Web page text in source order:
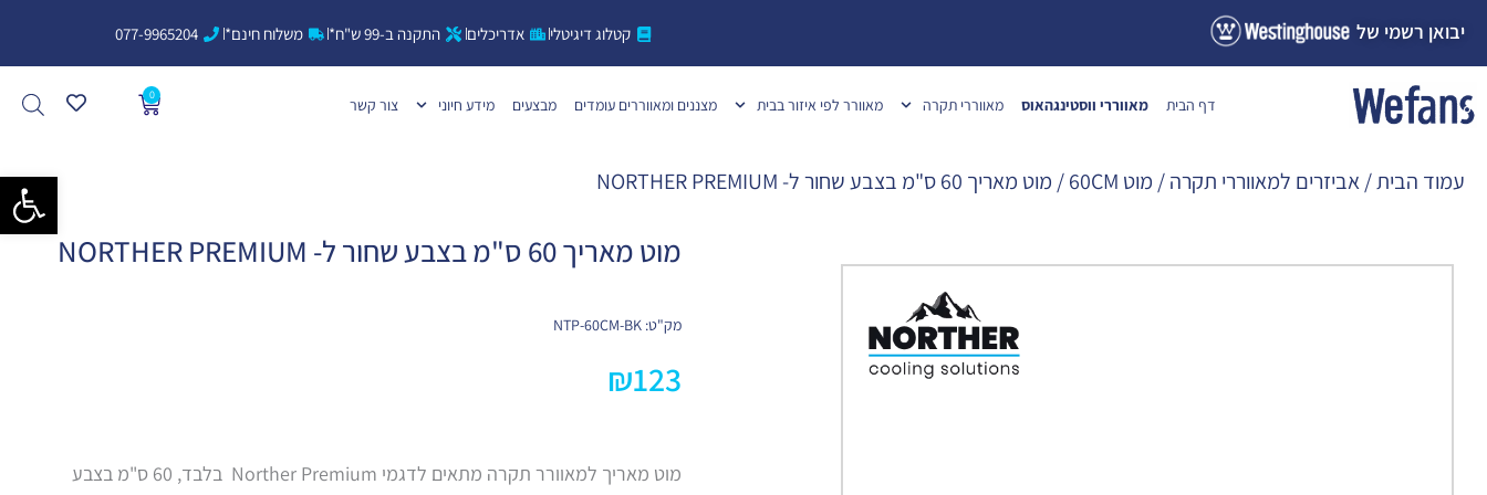
פתח
לתוכן
יבואן רשמי של קטלוג דיגיטלי אדריכלים התקנה ב-99 ש"ח* משלוח חינם* 077-9965204
דף הבית מאווררי ווסטינגהאוס מאווררי תקרה מאוורר לפי איזור בבית מצננים ומאווררים עומדים מבצעים מידע חיוני צור קשר
0
עגלת
קניות
עמוד הבית/אביזרים למאווררי תקרה/ מוט 60CM / מוט מאריך 60 ס"מ בצבע שחור ל- NORTHER PREMIUM
מוט מאריך 60 ס"מ בצבע שחור ל- NORTHER PREMIUM
מק"ט: NTP-60CM-BK
₪123
מוט מאריך למאוורר תקרה מתאים לדגמי Norther Premium בלבד, 60 ס"מ בצבע